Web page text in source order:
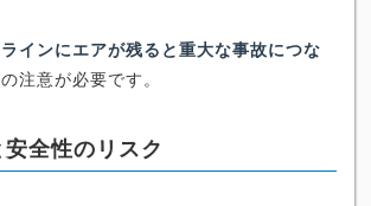
インにエアが残ると重大な事故につな
注意が必要です。
全性のリスク